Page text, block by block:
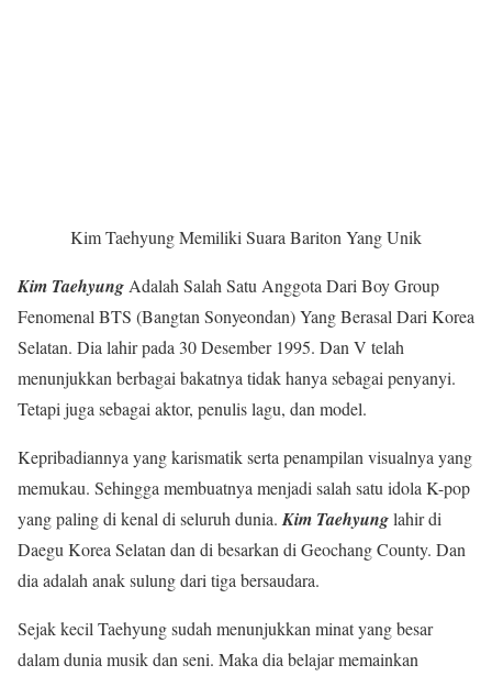
Kim Taehyung Memiliki Suara Bariton Yang Unik
Kim Taehyung Adalah Salah Satu Anggota Dari Boy Group
Fenomenal BTS (Bangtan Sonyeondan) Yang Berasal Dari Korea
Selatan. Dia lahir pada 30 Desember 1995. Dan V telah
menunjukkan berbagai bakatnya tidak hanya sebagai penyanyi.
Tetapi juga sebagai aktor, penulis lagu, dan model.
Kepribadiannya yang karismatik serta penampilan visualnya yang
memukau. Sehingga membuatnya menjadi salah satu idola K-pop
yang paling di kenal di seluruh dunia. Kim Taehyunglahir di
Daegu Korea Selatan dan di besarkan di Geochang County. Dan
dia adalah anak sulung dari tiga bersaudara.
Sejak kecil Taehyung sudah menunjukkan minat yang besar
dalam dunia musik dan seni. Maka dia belajar memainkan